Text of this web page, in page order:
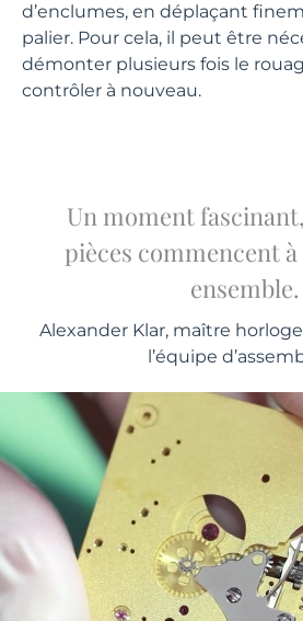
d’enclumes, en déplaçant
palier. Pour cela, il peut être
démonter plusieurs fois le
contrôler à nouveau.
Un moment
pièces commencent
ensemble.
Alexander Klar, maître
l’équipe